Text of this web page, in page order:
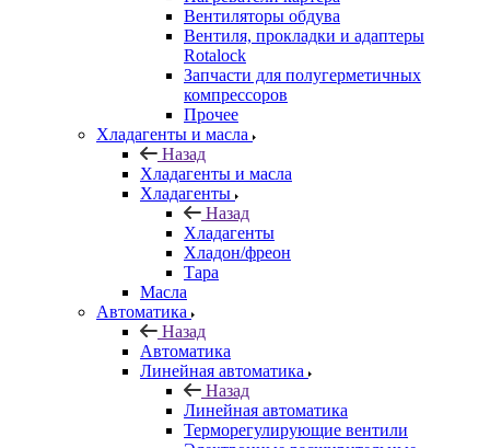
Вентиляторы обдува
Вентиля, прокладки и адаптеры
Rotalock
Запчасти для полугерметичных
компрессоров
Прочее
Хладагенты и масла
Назад
Хладагенты и масла
Хладагенты
Назад
Хладагенты
Хладон/фреон
Тара
Масла
Автоматика
Назад
Автоматика
Линейная автоматика
Назад
Линейная автоматика
Терморегулирующие вентили